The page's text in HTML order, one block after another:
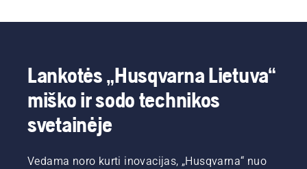
Lankotės „Husqvarna Lietuva“
miško ir sodo technikos
svetainėje
Vedama noro kurti inovacijas, „Husqvarna“ nuo